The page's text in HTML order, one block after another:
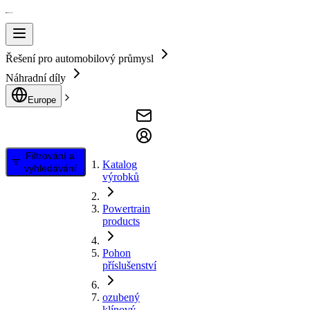
Řešení pro automobilový průmysl
Náhradní díly
Europe
Filtrování a
vyhledávání
Katalog
výrobků
Powertrain
products
Pohon
příslušenství
ozubený